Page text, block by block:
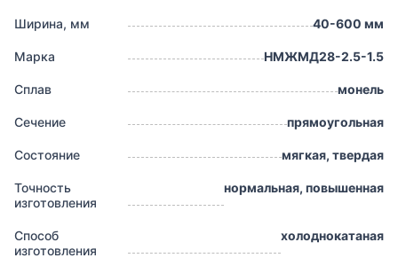
Ширина, мм 40-600 мм
Марка НМЖМД28-2.5-1.5
Сплав монель
Сечение прямоугольная
Состояние мягкая, твердая
Точность
изготовления
нормальная, повышенная
Способ
изготовления
холоднокатаная